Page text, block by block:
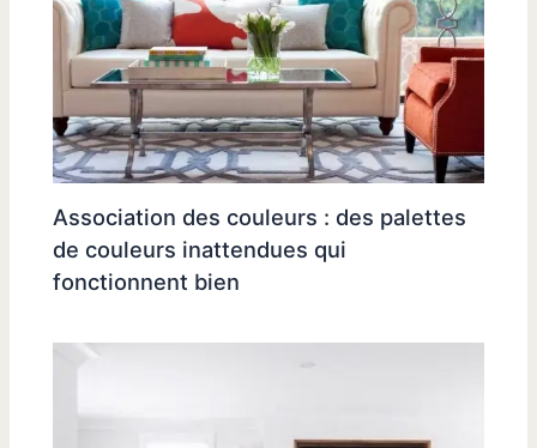
Association des couleurs : des palettes
de couleurs inattendues qui
fonctionnent bien